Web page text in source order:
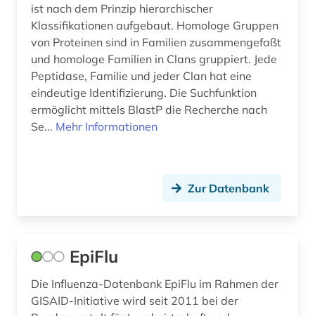
covid-19 (1)
cytokine (1)
biologe; geologe (1)
datenmanagement (1)
dokumentenserver (1)
droge (2)
ist nach dem Prinzip hierarchischer
Klassifikationen aufgebaut. Homologe Gruppen
von Proteinen sind in Familien zusammengefaßt
und homologe Familien in Clans gruppiert. Jede
Peptidase, Familie und jeder Clan hat eine
eindeutige Identifizierung. Die Suchfunktion
ermöglicht mittels BlastP die Recherche nach
Se... Mehr Informationen
Zur Datenbank
EpiFlu
Die Influenza-Datenbank EpiFlu im Rahmen der
GISAID-Initiative wird seit 2011 bei der